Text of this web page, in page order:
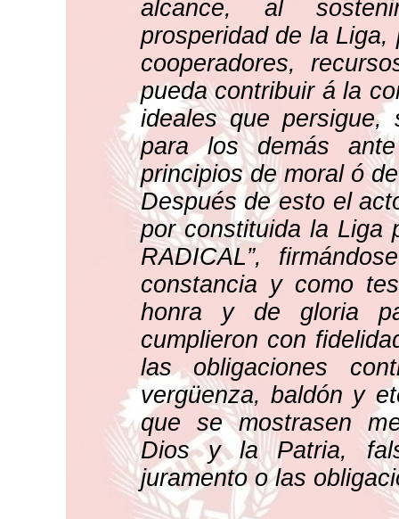
alcance, al
prosperidad de la
cooperadores,
pueda contribuir á la
ideales que
para los demás
principios de moral ó
Después de esto el
por constituida la Liga
RADICAL”,
constancia y como
honra y de gloria
cumplieron con
las obligaciones
vergüenza, baldón y
que se mostrasen
Dios y la Patria,
juramento o las